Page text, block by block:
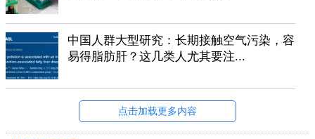
中国人群大型研究：长期接触空气污染，容
易得脂肪肝？这几类人尤其要注...
点击加载更多内容